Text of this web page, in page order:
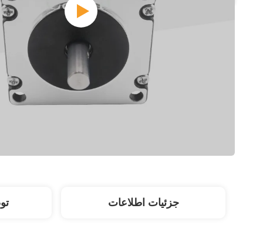
جزئیات اطلاعات